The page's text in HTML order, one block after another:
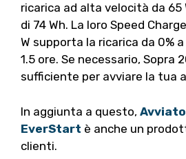
ricarica ad alta velocità da 65
di 74 Wh. La loro Speed
W supporta la ricarica da 0%
1.5 ore. Se necessario, Sopra
sufficiente per avviare la tua
In aggiunta a questo,
EverStart è anche un
clienti.